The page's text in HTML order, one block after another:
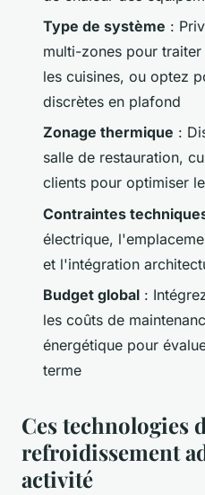
Type de système :
multi-zones pour
les cuisines, ou optez
discrètes en plafond
Zonage thermique :
salle de restauration,
clients pour optimiser
Contraintes
électrique,
et l'intégration
Budget global :
les coûts de
énergétique pour
terme
Ces technologies
refroidissement
activité